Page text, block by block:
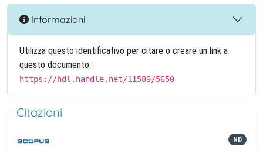
Informazioni
Utilizza questo identificativo per citare o creare un link a
questo documento:
https://hdl.handle.net/11589/5650
Citazioni
ND